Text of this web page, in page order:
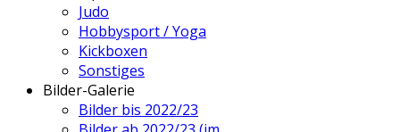
Judo
Hobbysport / Yoga
Kickboxen
Sonstiges
Bilder-Galerie
Bilder bis 2022/23